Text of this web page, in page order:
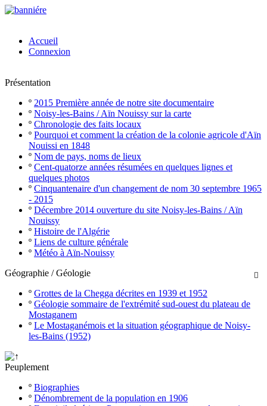
Accueil
Connexion
Présentation
º 2015 Première année de notre site documentaire
º Noisy-les-Bains / Aïn Nouissy sur la carte
º Chronologie des faits locaux
º Pourquoi et comment la création de la colonie agricole d'Aïn
Nouissi en 1848
º Nom de pays, noms de lieux
º Cent-quatorze années résumées en quelques lignes et
quelques photos
º Cinquantenaire d'un changement de nom 30 septembre 1965
- 2015
º Décembre 2014 ouverture du site Noisy-les-Bains / Aïn
Nouissy
º Histoire de l'Algérie
º Liens de culture générale
º Météo à Aïn-Nouissy

Géographie / Géologie
º Grottes de la Chegga décrites en 1939 et 1952
º Géologie sommaire de l'extrémité sud-ouest du plateau de
Mostaganem
º Le Mostaganémois et la situation géographique de Noisy-
les-Bains (1952)
Peuplement
º Biographies
º Dénombrement de la population en 1906